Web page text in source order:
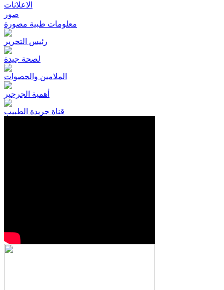
الاعلانات
صور
معلومات طبية مصورة
رئيس التحرير
لصحة جيدة
الملامين والحصوات
أهمية الجرجير
قناة جريدة الطبيب